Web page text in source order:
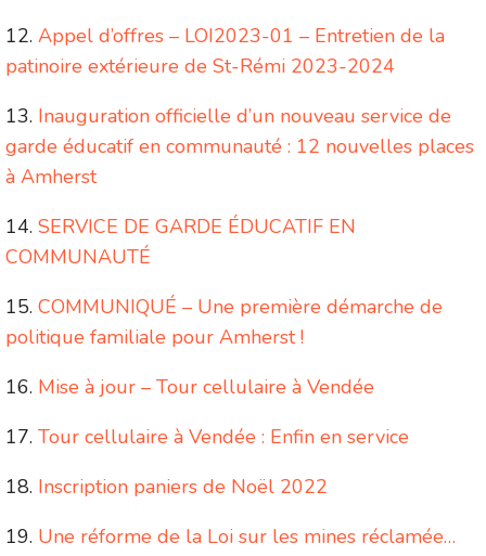
Appel d’offres – LOI2023-01 – Entretien de la
patinoire extérieure de St-Rémi 2023-2024
Inauguration officielle d’un nouveau service de
garde éducatif en communauté : 12 nouvelles places
à Amherst
SERVICE DE GARDE ÉDUCATIF EN
COMMUNAUTÉ
COMMUNIQUÉ – Une première démarche de
politique familiale pour Amherst !
Mise à jour – Tour cellulaire à Vendée
Tour cellulaire à Vendée : Enfin en service
Inscription paniers de Noël 2022
Une réforme de la Loi sur les mines réclamée…